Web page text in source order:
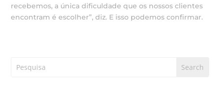
recebemos, a única dificuldade que os nossos clientes
encontram é escolher”, diz. E isso podemos confirmar.